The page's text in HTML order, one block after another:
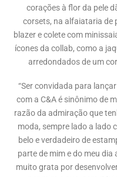
corações à flor da pele
corsets, na alfaiataria de
blazer e colete com
ícones da collab, como a
arredondados de um
“Ser convidada para
com a C&A é sinônimo de
razão da admiração que
moda, sempre lado a lado
belo e verdadeiro de
parte de mim e do meu
muito grata por